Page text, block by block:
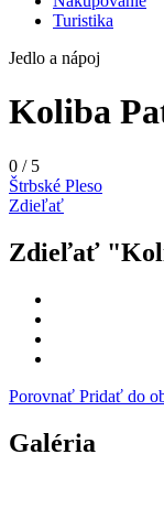
Turistika
Jedlo a nápoj
Koliba
0 /5
Štrbské Pleso
Zdieľať
Zdieľať
Porovnať Pridať do
Galéria